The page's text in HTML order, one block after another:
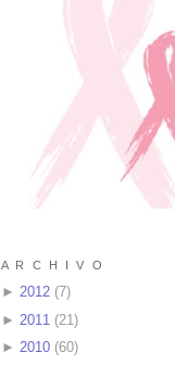
A R C H I V O
► 2012 (7)
► 2011 (21 )
► 2010 (60)